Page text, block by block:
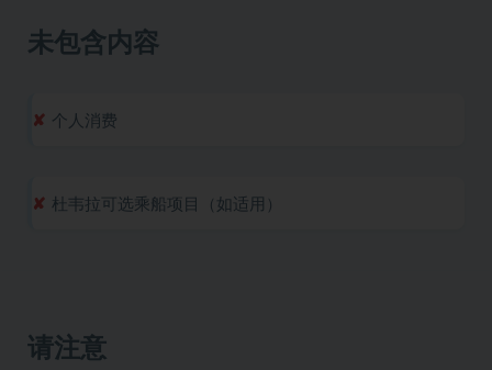
未包含内容
个人消费
杜韦拉可选乘船项目（如适用）
请注意